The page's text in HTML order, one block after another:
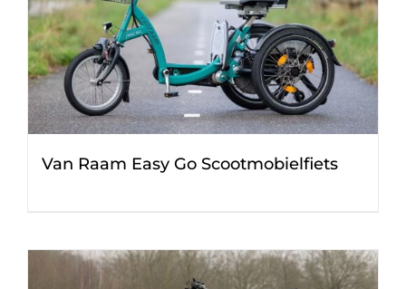
Van Raam Easy Go Scootmobielfiets